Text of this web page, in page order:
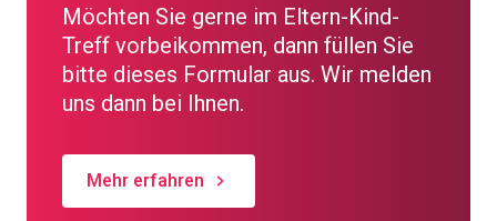
Möchten Sie gerne im Eltern-Kind-
Treff vorbeikommen, dann füllen Sie
bitte dieses Formular aus. Wir melden
uns dann bei Ihnen.
Mehr erfahren